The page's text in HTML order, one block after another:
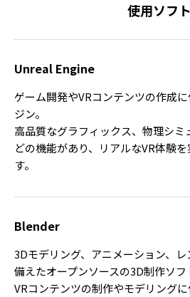
使用ソフト
Unreal Engine
ゲーム開発やVRコンテンツの作成
ジン。
高品質なグラフィックス、物理シミ
どの機能があり、リアルなVR体験
す。
Blender
3Dモデリング、アニメーション、
備えたオープンソースの3D制作ソフ
VRコンテンツの制作やモデリングに